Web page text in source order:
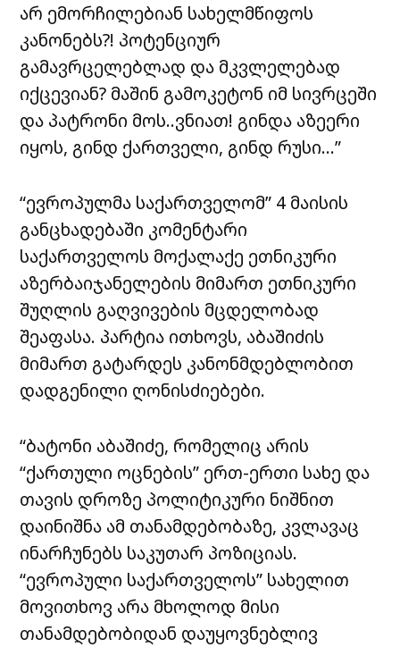
არ ემორჩილებიან სახელმწიფოს
კანონებს?! პოტენციურ
გამავრცელებლად და მკვლელებად
იქცევიან? მაშინ გამოკეტონ იმ სივრცეში
და პატრონი მოს..ვნიათ! გინდა აზეერი
იყოს, გინდ ქართველი, გინდ რუსი…”
“ევროპულმა საქართველომ” 4 მაისის
განცხადებაში კომენტარი
საქართველოს მოქალაქე ეთნიკური
აზერბაიჯანელების მიმართ ეთნიკური
შუღლის გაღვივების მცდელობად
შეაფასა. პარტია ითხოვს, აბაშიძის
მიმართ გატარდეს კანონმდებლობით
დადგენილი ღონისძიებები.
“ბატონი აბაშიძე, რომელიც არის
“ქართული ოცნების” ერთ-ერთი სახე და
თავის დროზე პოლიტიკური ნიშნით
დაინიშნა ამ თანამდებობაზე, კვლავაც
ინარჩუნებს საკუთარ პოზიციას.
“ევროპული საქართველოს” სახელით
მოვითხოვ არა მხოლოდ მისი
თანამდებობიდან დაუყოვნებლივ